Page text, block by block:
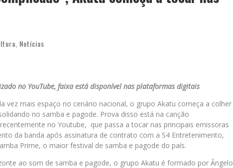
Notícias
no YouTube, faixa está disponível nas plataformas digitais
vez mais espaço no cenário nacional, o grupo Akatu começa a colher
no samba e pagode. Prova disso está na canção
no Youtube, que passa a tocar nas principais emissoras
da banda após assinatura de contrato com a S4 Entretenimento,
Prime, o maior festival de samba e pagode do país.
ao som de samba e pagode, o grupo Akatu é formado por Ângelo